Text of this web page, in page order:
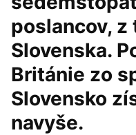
poslancov,
Slovenska.
Británie zo
Slovensko
navyše.